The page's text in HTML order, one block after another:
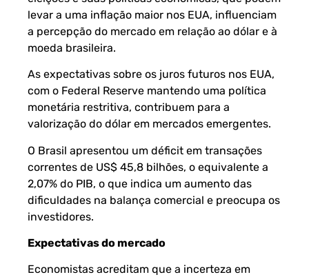
levar a uma inflação maior nos EUA, influenciam
a percepção do mercado em relação ao dólar e à
moeda brasileira.
As expectativas sobre os juros futuros nos EUA,
com o Federal Reserve mantendo uma política
monetária restritiva, contribuem para a
valorização do dólar em mercados emergentes.
O Brasil apresentou um déficit em transações
correntes de US$ 45,8 bilhões, o equivalente a
2,07% do PIB, o que indica um aumento das
dificuldades na balança comercial e preocupa os
investidores.
Expectativas do mercado
Economistas acreditam que a incerteza em